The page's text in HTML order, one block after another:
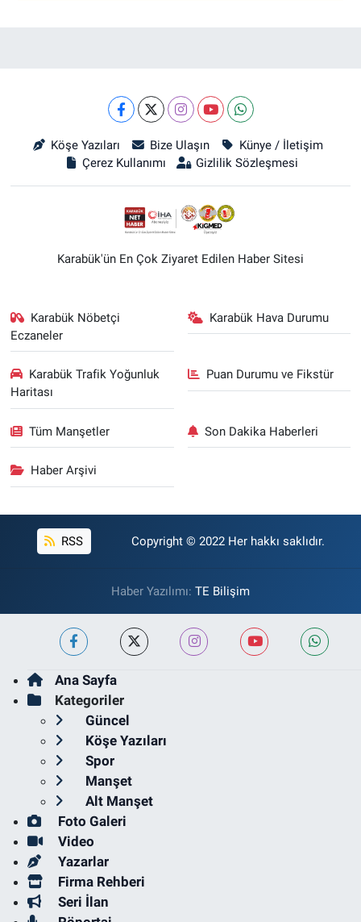
Köşe Yazıları Bize Ulaşın
Künye / İletişim
Çerez Kullanımı
Gizlilik Sözleşmesi
Karabük'ün En Çok Ziyaret Edilen Haber Sitesi
Karabük Nöbetçi
Eczaneler
Karabük Hava Durumu
Karabük Trafik Yoğunluk
Haritası
Puan Durumu ve Fikstür
Tüm Manşetler Son Dakika Haberleri
Haber Arşivi
RSS Copyright © 2022 Her hakkı saklıdır.
Haber Yazılımı: TE Bilişim
Ana Sayfa
Kategoriler
Güncel
Köşe Yazıları
Spor
Manşet
Alt Manşet
Foto Galeri
Video
Yazarlar
Firma Rehberi
Seri İlan